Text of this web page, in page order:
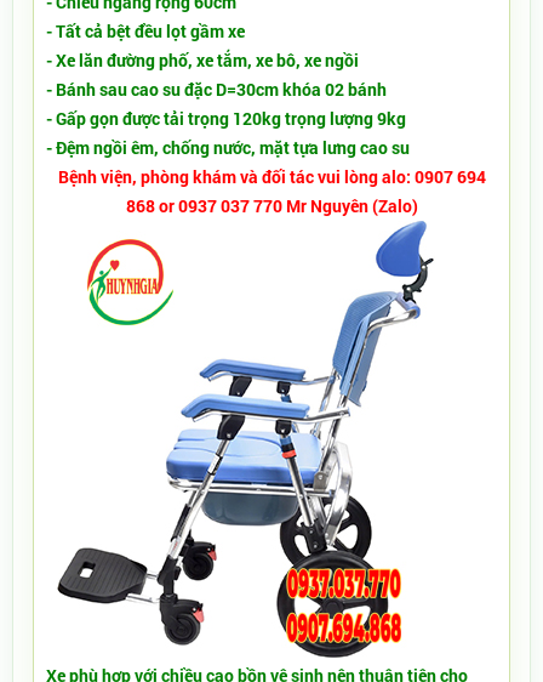
- Tất cả bệt đều lọt gầm xe
- Xe lăn đường phố, xe tắm, xe bô, xe ngồi
- Bánh sau cao su đặc D=30cm khóa 02 bánh
- Gấp gọn được tải trọng 120kg trọng lượng 9kg
- Đệm ngồi êm, chống nước, mặt tựa lưng cao su
Bệnh viện, phòng khám và đối tác vui lòng alo: 0907 694
868 or 0937 037 770 Mr Nguyên (Zalo)
Xe phù hợp với chiều cao bồn vệ sinh nên thuận tiện cho